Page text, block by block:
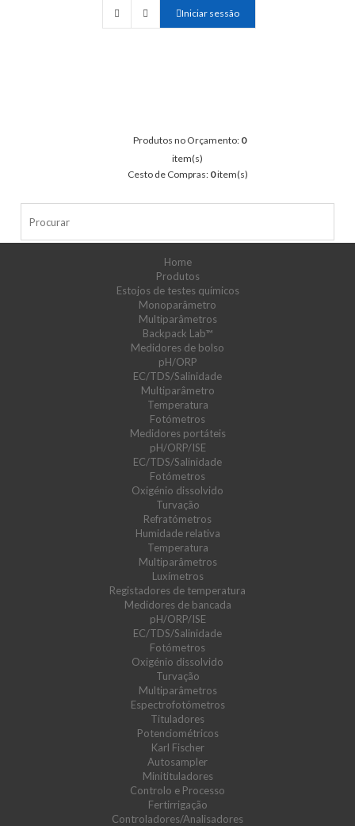
Iniciar sessão
Produtos no Orçamento: 0
item(s)
Cesto de Compras: 0item(s)
Home
Produtos
Estojos de testes químicos
Monoparâmetro
Multiparâmetros
Backpack Lab™
Medidores de bolso
pH/ORP
EC/TDS/Salinidade
Multiparâmetro
Temperatura
Fotómetros
Medidores portáteis
pH/ORP/ISE
EC/TDS/Salinidade
Fotómetros
Oxigénio dissolvido
Turvação
Refratómetros
Humidade relativa
Temperatura
Multiparâmetros
Luxímetros
Registadores de temperatura
Medidores de bancada
pH/ORP/ISE
EC/TDS/Salinidade
Fotómetros
Oxigénio dissolvido
Turvação
Multiparâmetros
Espectrofotómetros
Tituladores
Potenciométricos
Karl Fischer
Autosampler
Minitituladores
Controlo e Processo
Fertirrigação
Controladores/Analisadores